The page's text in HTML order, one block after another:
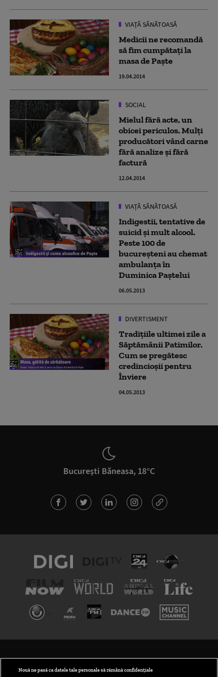
VIAȚĂ SĂNĂTOASĂ
Medicii ne recomandă
să fim cumpătați la
masa de Paște
19.04.2014
SOCIAL
Mielul fără acte, un
obicei periculos. Mulți
producători vând carne
fără analize și fără
factură
12.04.2014
VIAȚĂ SĂNĂTOASĂ
Indigestii, tentative de
suicid şi mult alcool.
Peste 100 de
bucureşteni au chemat
ambulanţa în
Duminica Paştelui
06.05.2013
DIVERTISMENT
Tradiţiile ultimei zile a
Săptămânii Patimilor.
Cum se pregătesc
credincioşii pentru
Înviere
04.05.2013
București Băneasa, 18°C
Nouă ne pasă ca datele tale personale să rămână confidențiale